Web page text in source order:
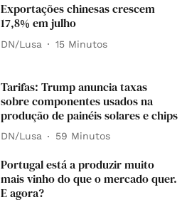
Exportações chinesas crescem
17,8% em julho
DN/Lusa 15 Minutos
Tarifas: Trump anuncia taxas
sobre componentes usados na
produção de painéis solares e chips
DN/Lusa 59 Minutos
Portugal está a produzir muito
mais vinho do que o mercado quer.
E agora?